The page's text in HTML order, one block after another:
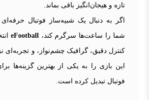
تازه و هیجان‌انگیز باقی بماند.
اگر به دنبال یک شبیه‌ساز فوتبال حرفه‌ای
شما را ساعت‌ها سرگرم کند،eFootball
کنترل دقیق، گرافیک چشم‌نواز، و تجربه‌ای
این بازی را به یکی از بهترین گزینه‌ها
فوتبال تبدیل کرده است.